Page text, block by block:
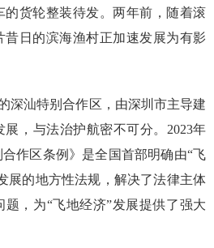
的货轮整装待发。两年前，随着滚
昔日的滨海渔村正加速发展为有影
深汕特别合作区，由深圳市主导建
，与法治护航密不可分。2023年
作区条例》是全国首部明确由“飞
展的地方性法规，解决了法律主体
，为“飞地经济”发展提供了强大